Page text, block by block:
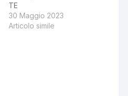
TE
30 Maggio 2023
Articolo simile